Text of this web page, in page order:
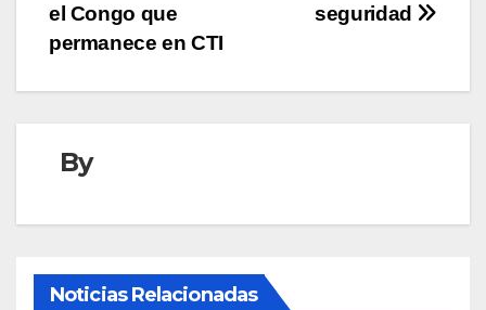
seguridad
el Congo que
permanece en CTI
By
Noticias Relacionadas